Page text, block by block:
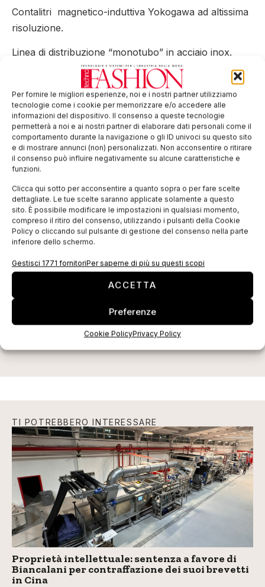
Per fornire le migliori esperienze, noi e i nostri partner utilizziamo
tecnologie come i cookie per memorizzare e/o accedere alle
informazioni del dispositivo. Il consenso a queste tecnologie
permetterà a noi e ai nostri partner di elaborare dati personali come il
comportamento durante la navigazione o gli ID univoci su questo sito
e di mostrare annunci (non) personalizzati. Non acconsentire o ritirare
il consenso può influire negativamente su alcune caratteristiche e
funzioni.
Clicca qui sotto per acconsentire a quanto sopra o per fare scelte
dettagliate. Le tue scelte saranno applicate solamente a questo
sito. È possibile modificare le impostazioni in qualsiasi momento,
compreso il ritiro del consenso, utilizzando i pulsanti della Cookie
Policy o cliccando sul pulsante di gestione del consenso nella parte
inferiore dello schermo.
Gestisci 1771 fornitoriPer saperne di più su questi scopi
ACCETTA
Preferenze
Cookie PolicyPrivacy Policy
Contalitri magnetico-induttiva Yokogawa ad altissima
risoluzione.
Linea di distribuzione “monotubo” in acciaio inox.
Modulo per interfacciamento a sistemi gestionali
esterni.
Certificazione “Green Label” Acimit.
Tag: colori Dolkem dosaggio Lawer
EDICOLA WEB
ISCRIVITI ALLA NEWSLETTER
TI POTREBBERO INTERESSARE
Proprietà intellettuale: sentenza a favore di
Biancalani per contraffazione dei suoi brevetti
in Cina